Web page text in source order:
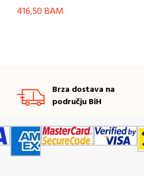
416,50BAM
Brza dostava na
području BiH